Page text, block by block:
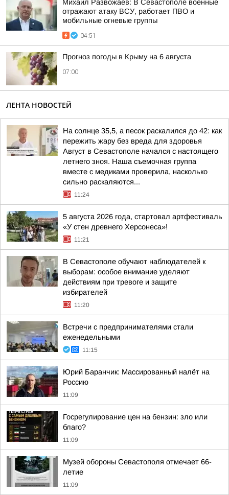
Михаил Развожаев: В Севастополе военные
отражают атаку ВСУ, работает ПВО и
мобильные огневые группы
04:51
Прогноз погоды в Крыму на 6 августа
07:00
ЛЕНТА НОВОСТЕЙ
На солнце 35,5, а песок раскалился до 42: как
пережить жару без вреда для здоровья
Август в Севастополе начался с настоящего
летнего зноя. Наша съемочная группа
вместе с медиками проверила, насколько
сильно раскаляются...
11:24
5 августа 2026 года, стартовал артфестиваль
«У стен древнего Херсонеса»!
11:21
В Севастополе обучают наблюдателей к
выборам: особое внимание уделяют
действиям при тревоге и защите
избирателей
11:20
Встречи с предпринимателями стали
еженедельными
11:15
Юрий Баранчик: Массированный налёт на
Россию
11:09
Госрегулирование цен на бензин: зло или
благо?
11:09
Музей обороны Севастополя отмечает 66-
летие
11:09